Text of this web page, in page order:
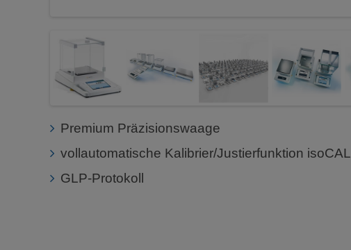
Premium Präzisionswaage
vollautomatische Kalibrier/Justierfunktion isoCAL
GLP-Protokoll